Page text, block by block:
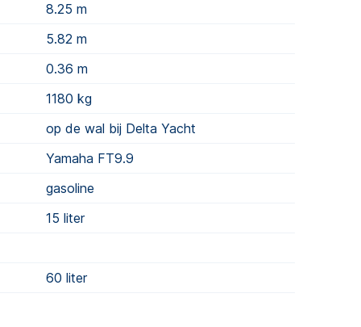
8.25 m
5.82 m
0.36 m
1180 kg
op de wal bij Delta Yacht
Yamaha FT9.9
gasoline
15 liter
60 liter